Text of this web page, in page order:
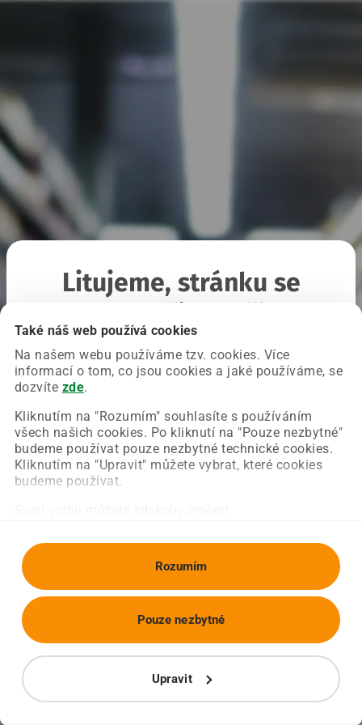
Také náš web používá cookies
Na našem webu používáme tzv. cookies. Více
informací o tom, co jsou cookies a jaké používáme, se
dozvíte zde.
Kliknutím na "Rozumím" souhlasíte s používáním
všech našich cookies. Po kliknutí na "Pouze nezbytné"
budeme používat pouze nezbytné technické cookies.
Kliknutím na "Upravit" můžete vybrat, které cookies
budeme používat.
Rozumím
Upravit
Pouze nezbytné
Litujeme, stránku se
Chyba nastala na naší straně a už ji opravujeme.
Zkuste prosím znovu načíst požadovanou stránku.
Obnovit stránku Úvodní strana